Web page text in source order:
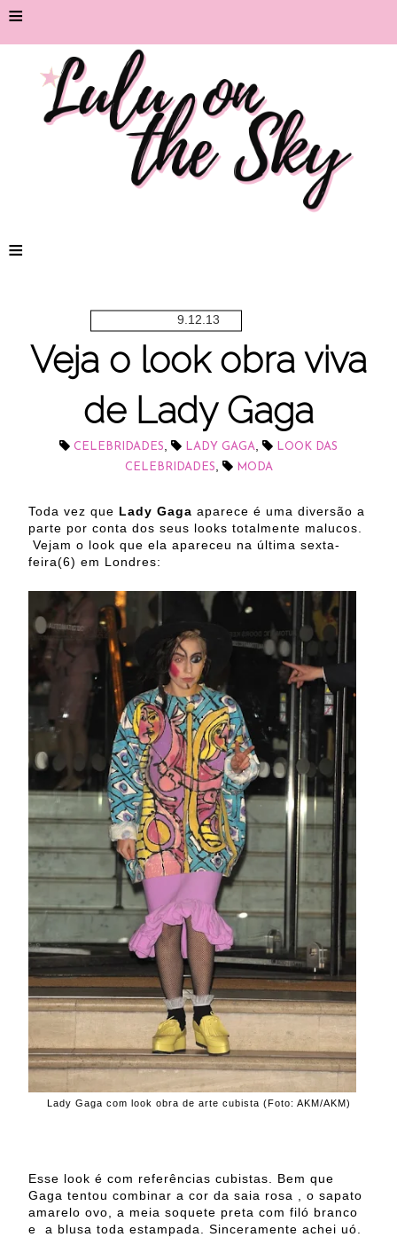
≡
≡
9.12.13
Veja o look obra viva
de Lady Gaga
CELEBRIDADES, LADY GAGA,
LOOK DAS
CELEBRIDADES, MODA
Toda vez que Lady Gaga aparece é uma diversão a
parte por conta dos seus looks totalmente malucos.
Vejam o look que ela apareceu na última sexta-
feira(6) em Londres:
Lady Gaga com look obra de arte cubista (Foto: AKM/AKM)
Esse look é com referências cubistas. Bem que
Gaga tentou combinar a cor da saia rosa , o sapato
amarelo ovo, a meia soquete preta com filó branco
e a blusa toda estampada. Sinceramente achei uó.